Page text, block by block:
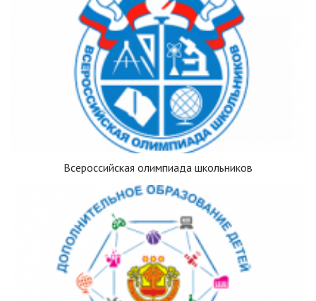
Всероссийская олимпиада школьников